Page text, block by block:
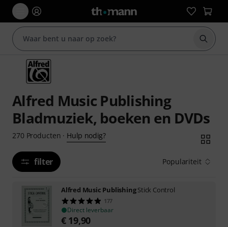
Zoek
Alfred Music Publishing
Bladmuziek, boeken en DVDs
270 Producten · Hulp nodig?
filter Populariteit
Alfred Music PublishingStick Control
177
Direct leverbaar
€ 19,90